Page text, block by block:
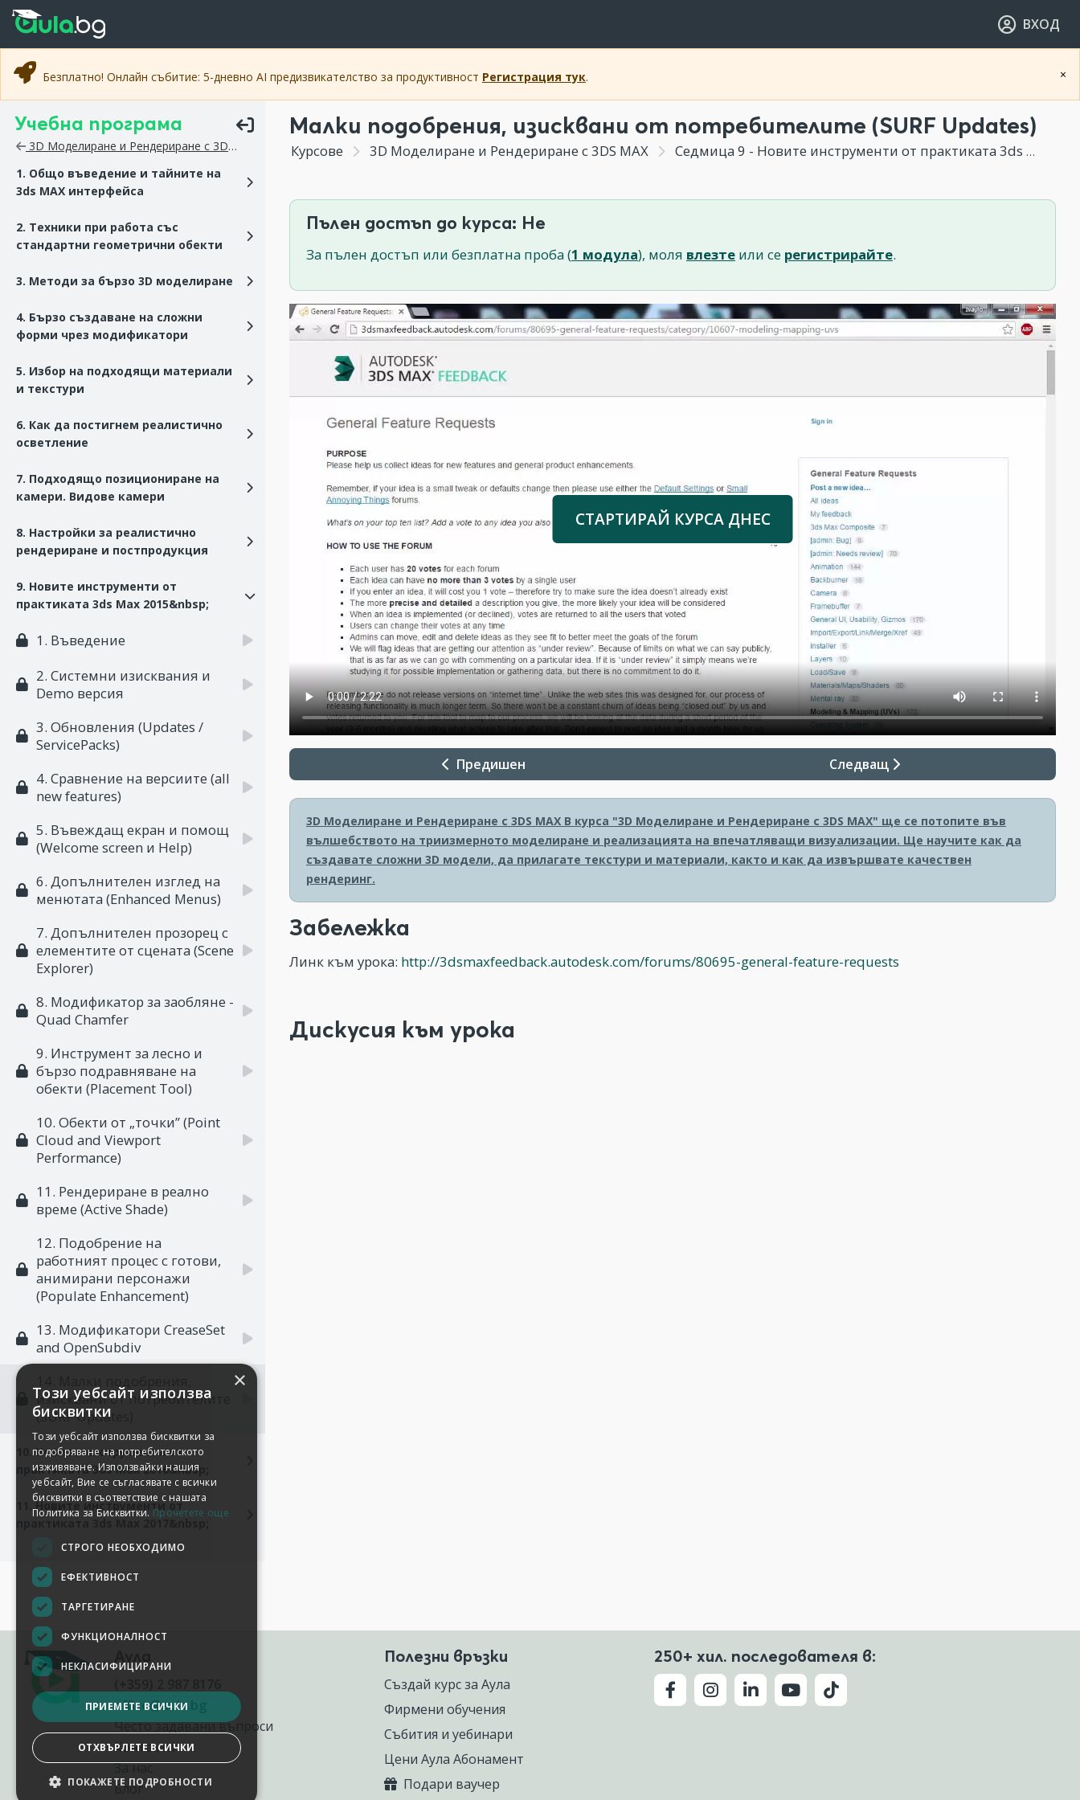
Прескочи към основното съдържание
Прескочи към навигацията
ВХОД
×
Безплатно! Онлайн събитие: 5-дневно AI предизвикателство за продуктивност Регистрация тук.
Учебна програма
3D Моделиране и Рендериране с 3DS MAX
1. Общо въведение и тайните на
3ds MAX интерфейса
2. Техники при работа със
стандартни геометрични обекти
3. Методи за бързо 3D моделиране
4. Бързо създаване на сложни
форми чрез модификатори
5. Избор на подходящи материали
и текстури
6. Как да постигнем реалистично
осветление
7. Подходящо позициониране на
камери. Видове камери
8. Настройки за реалистично
рендериране и постпродукция
9. Новите инструменти от
практиката 3ds Max 2015&nbsp;
1. Въведение
2. Системни изисквания и
Demo версия
3. Обновления (Updates /
ServicePacks)
4. Сравнение на версиите (all
new features)
5. Въвеждащ екран и помощ
(Welcome screen и Help)
6. Допълнителен изглед на
менютата (Enhanced Menus)
7. Допълнителен прозорец с
елементите от сцената (Scene
Explorer)
8. Модификатор за заобляне -
Quad Chamfer
9. Инструмент за лесно и
бързо подравняване на
обекти (Placement Tool)
10. Обекти от „точки” (Point
Cloud and Viewport
Performance)
11. Рендериране в реално
време (Active Shade)
12. Подобрение на
работният процес с готови,
анимирани персонажи
(Populate Enhancement)
13. Модификатори CreaseSet
and OpenSubdiv
изисквани от потребителите
(SURF Updates)
10. Новите инструменти от
практиката 3ds Max 2016&nbsp;
11. Новите инструменти от
практиката 3ds Max 2017&nbsp;
Малки подобрения, изисквани от потребителите (SURF Updates)
Курсове 3D Моделиране и Рендериране с 3DS MAX Седмица 9 - Новите инструменти от практиката 3ds Max 2015
Пълен достъп до курса: Не
За пълен достъп или безплатна проба (1 модула), моля влезте или се регистрирайте.
СТАРТИРАЙ КУРСА ДНЕС
Предишен Следващ
3D Моделиране и Рендериране с 3DS MAX В курса "3D Моделиране и Рендериране с 3DS MAX" ще се потопите във
вълшебството на триизмерното моделиране и реализацията на впечатляващи визуализации. Ще научите как да
създавате сложни 3D модели, да прилагате текстури и материали, както и как да извършвате качествен
рендеринг.
Забележка
Линк към урока: http://3dsmaxfeedback.autodesk.com/forums/80695-general-feature-requests
Дискусия към урока
office@aula.bg
Често задавани въпроси
Контакти
За нас
Блог
Полезни връзки
Създай курс за Аула
Фирмени обучения
Събития и уебинари
Цени Аула Абонамент
Подари ваучер
250+ хил. последователя в:
×
Този уебсайт използва
бисквитки
Този уебсайт използва бисквитки за
подобряване на потребителското
изживяване. Използвайки нашия
уебсайт, Вие се съгласявате с всички
бисквитки в съответствие с нашата
Политика за Бисквитки. Прочетете още
СТРОГО НЕОБХОДИМО
ЕФЕКТИВНОСТ
ТАРГЕТИРАНЕ
ФУНКЦИОНАЛНОСТ
НЕКЛАСИФИЦИРАНИ
ПРИЕМЕТЕ ВСИЧКИ
ОТХВЪРЛЕТЕ ВСИЧКИ
ПОКАЖЕТЕ ПОДРОБНОСТИ